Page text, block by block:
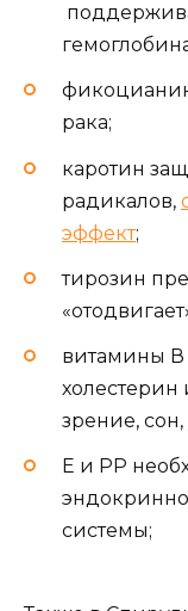
рака;
каротин
радикалов,
эффект;
тирозин
витамины В
холестерин
зрение,
Е и РР
системы;